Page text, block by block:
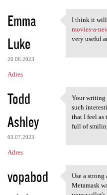
Emma
Luke
26.06.2023
Adres
I think it
I think it will
movies-a-
very useful
Todd
Ashley
03.07.2023
Adres
Your
Your writing
such
that I feel as
full of
vopabod
Use a
Use a
Metamask